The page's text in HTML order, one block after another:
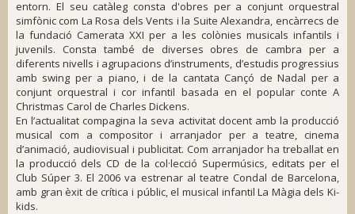
entorn. El seu catàleg consta d'obres per a conjunt orquestral
simfònic com La Rosa dels Vents i la Suite Alexandra, encàrrecs de
la fundació Camerata XXI per a les colònies musicals infantils i
juvenils. Consta també de diverses obres de cambra per a
diferents nivells i agrupacions d’instruments, d’estudis progressius
amb swing per a piano, i de la cantataCançó de Nadal per a
conjunt orquestral i cor infantil basada en el popular conte A
Christmas Carol de Charles Dickens.
En l’actualitat compagina la seva activitat docent amb la producció
musical com a compositor i arranjador per a teatre, cinema
d’animació, audiovisual i publicitat. Com arranjador ha treballat en
la producció dels CD de la col·lecció Supermúsics, editats per el
Club Súper 3. El 2006 va estrenar al teatre Condal de Barcelona,
amb gran èxit de crítica i públic, el musical infantilLa Màgia dels Ki-
kids.